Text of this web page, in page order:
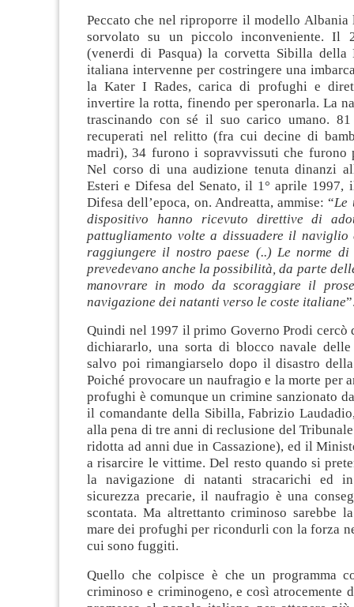
Peccato che nel riproporre il modello
sorvolato su un piccolo inconveniente. Il
(venerdi di Pasqua) la corvetta Sibilla della
italiana intervenne per costringere una
la Kater I Rades, carica di profughi e
invertire la rotta, finendo per speronarla. La
trascinando con sé il suo carico umano.
recuperati nel relitto (fra cui decine di
madri), 34 furono i sopravvissuti che
Nel corso di una audizione tenuta dinanzi
Esteri e Difesa del Senato, il 1° aprile
Difesa dell’epoca, on. Andreatta, ammise: “Le
dispositivo hanno ricevuto direttive di
pattugliamento volte a dissuadere il naviglio
raggiungere il nostro paese (..) Le norme di
prevedevano anche la possibilità, da parte
manovrare in modo da scoraggiare il
navigazione dei natanti verso le coste italiane
Quindi nel 1997 il primo Governo Prodi cercò
dichiararlo, una sorta di blocco navale delle
salvo poi rimangiarselo dopo il disastro
Poiché provocare un naufragio e la morte per
profughi è comunque un crimine sanzionato
il comandante della Sibilla, Fabrizio
alla pena di tre anni di reclusione del
ridotta ad anni due in Cassazione), ed il
a risarcire le vittime. Del resto quando si
la navigazione di natanti stracarichi ed
sicurezza precarie, il naufragio è una
scontata. Ma altrettanto criminoso sarebbe
mare dei profughi per ricondurli con la forza
cui sono fuggiti.
Quello che colpisce è che un programma
criminoso e criminogeno, e così atrocemente